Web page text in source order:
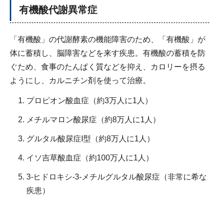
有機酸代謝異常症
「有機酸」の代謝酵素の機能障害のため、「有機酸」が
体に蓄積し、脳障害などを来す疾患。有機酸の蓄積を防
ぐため、食事のたんぱく質などを抑え、カロリーを摂る
ようにし、カルニチン剤を使って治療。
プロピオン酸血症（約3万人に1人）
メチルマロン酸尿症（約8万人に1人）
グルタル酸尿症I型（約8万人に1人）
イソ吉草酸血症（約100万人に1人）
3-ヒドロキシ-3-メチルグルタル酸尿症（非常に希な
疾患）